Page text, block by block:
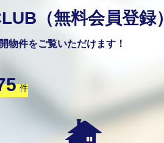
（無料会員登録）
物件をご覧いただけます！
件